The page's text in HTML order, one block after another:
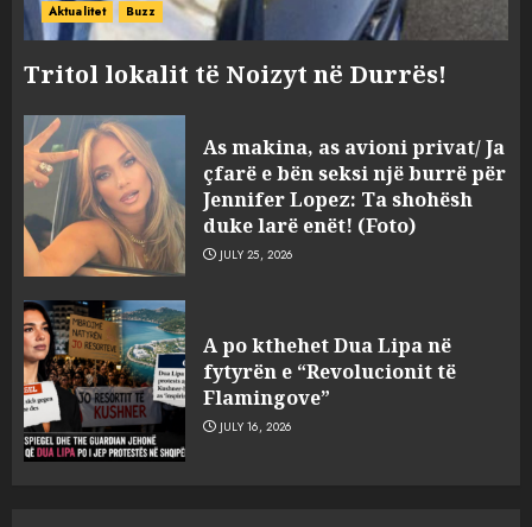
Aktualitet Buzz
Tritol lokalit të Noizyt në Durrës!
As makina, as avioni privat/ Ja
çfarë e bën seksi një burrë për
Jennifer Lopez: Ta shohësh
duke larë enët! (Foto)
JULY 25, 2026
A po kthehet Dua Lipa në
fytyrën e “Revolucionit të
Flamingove”
JULY 16, 2026
3
racist në rrjetet sociale ndaj
gazetarit grek me origjinë
shqiptare: Je mysafir këtu,
nuk duhet të flasësh!